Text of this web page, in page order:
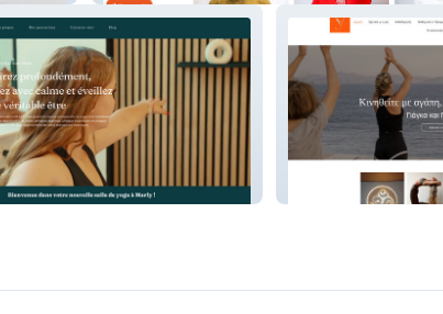
Vasanta Yoga Studio